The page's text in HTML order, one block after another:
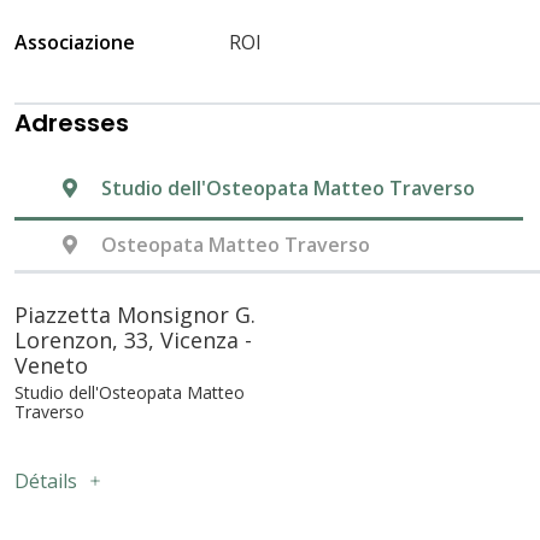
Associazione ROI
Adresses
Studio dell'Osteopata Matteo Traverso
Osteopata Matteo Traverso
Piazzetta Monsignor G.
Lorenzon, 33, Vicenza -
Veneto
Studio dell'Osteopata Matteo
Traverso
Détails